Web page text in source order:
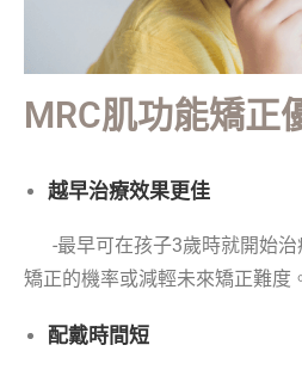
MRC肌功能矯正
越早治療效果更佳
-最早可在孩子3歲時就開始治
矯正的機率或減輕未來矯正難度
配戴時間短